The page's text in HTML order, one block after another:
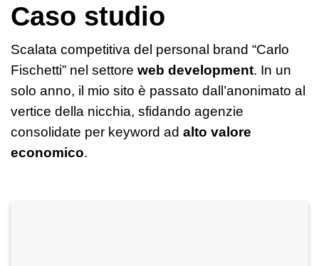
Caso studio
Scalata competitiva del personal brand “Carlo
Fischetti” nel settore web development. In un
solo anno, il mio sito è passato dall’anonimato al
vertice della nicchia, sfidando agenzie
consolidate per keyword ad alto valore
economico.